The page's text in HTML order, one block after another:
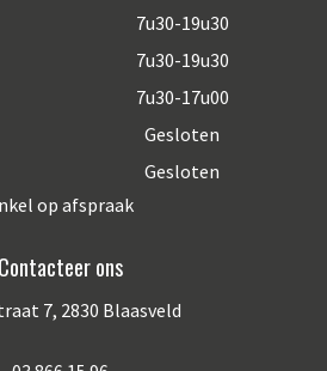
7u30-19u30
7u30-19u30
7u30-17u00
Gesloten
Gesloten
op afspraak
Contacteer ons
7, 2830 Blaasveld